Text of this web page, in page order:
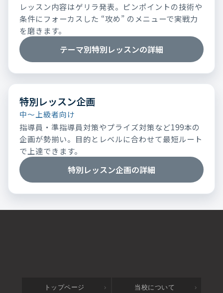
レッスン内容はゲリラ発表。ピンポイントの技術や
条件にフォーカスした “攻め” のメニューで実戦力
を磨きます。
テーマ別特別レッスンの詳細
特別レッスン企画
中～上級者向け
指導員・準指導員対策やプライズ対策など199本の
企画が勢揃い。目的とレベルに合わせて最短ルート
で上達できます。
特別レッスン企画の詳細
トップページ 当校について